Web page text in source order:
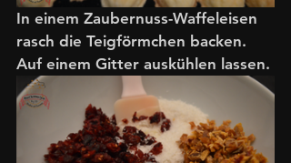
In einem Zaubernuss-Waffeleisen
rasch die Teigförmchen backen.
Auf einem Gitter auskühlen lassen.